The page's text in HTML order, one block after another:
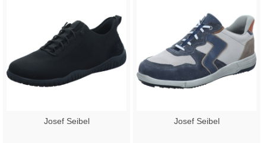
Josef Seibel Josef Seibel